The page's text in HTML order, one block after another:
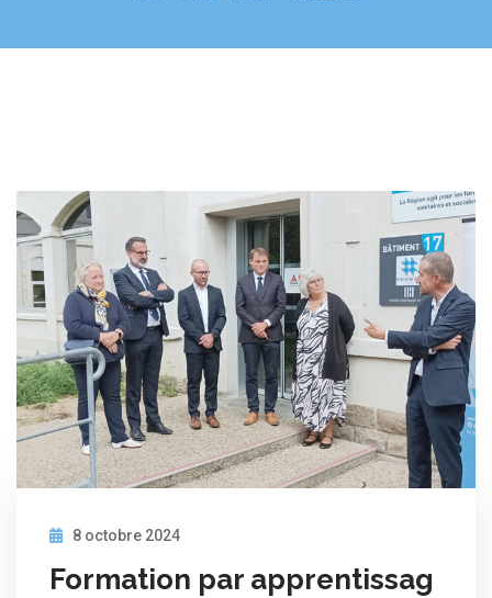
8 octobre 2024
Formation par apprentissag